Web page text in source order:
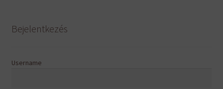
Bejelentkezés
Username